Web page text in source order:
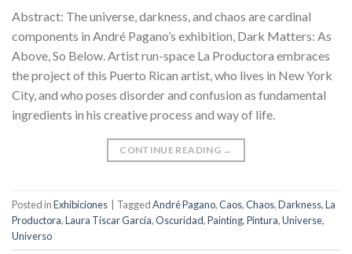
Abstract: The universe, darkness, and chaos are cardinal
components in André Pagano’s exhibition, Dark Matters: As
Above, So Below. Artist run-space La Productora embraces
the project of this Puerto Rican artist, who lives in New York
City, and who poses disorder and confusion as fundamental
ingredients in his creative process and way of life.
CONTINUE READING →
Posted inExhibiciones | TaggedAndré Pagano,Caos,Chaos,Darkness,La
Productora,Laura Tíscar García,Oscuridad,Painting,Pintura,Universe,
Universo